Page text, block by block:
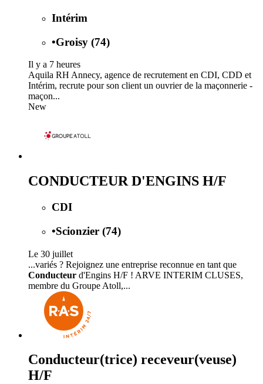
Intérim
•Groisy (74)
Il y a 7 heures
Aquila RH Annecy, agence de recrutement en CDI, CDD et
Intérim, recrute pour son client un ouvrier de la maçonnerie -
maçon...
New
CONDUCTEUR D'ENGINS H/F
CDI
•Scionzier (74)
Le 30 juillet
...variés ? Rejoignez une entreprise reconnue en tant que
Conducteur d'Engins H/F ! ARVE INTERIM CLUSES,
membre du Groupe Atoll,...
Conducteur(trice) receveur(veuse)
H/F